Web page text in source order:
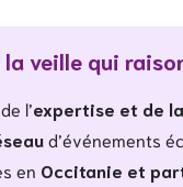
la veille qui
l’expertise et de
d’événements
en Occitanie et